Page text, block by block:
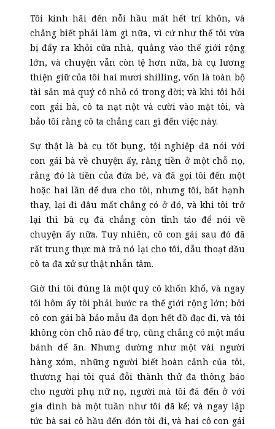
Tôi kinh hãi đến nỗi hầu mất hết trí khôn, và
chẳng biết phải làm gì nữa, vì cứ như thể tôi vừa
bị đẩy ra khỏi cửa nhà, quẳng vào thế giới rộng
lớn, và chuyện vẫn còn tệ hơn nữa, bà cụ lương
thiện giữ của tôi hai mươi shilling, vốn là toàn bộ
tài sản mà quý cô nhỏ có trong đời; và khi tôi hỏi
con gái bà, cô ta nạt nột và cười vào mặt tôi, và
bảo tôi rằng cô ta chẳng can gì đến việc này.
Sự thật là bà cụ tốt bụng, tội nghiệp đã nói với
con gái bà về chuyện ấy, rằng tiền ở một chỗ nọ,
rằng đó là tiền của đứa bé, và đã gọi tôi đến một
hoặc hai lần để đưa cho tôi, nhưng tôi, bất hạnh
thay, lại đi đâu mất chẳng có ở đó, và khi tôi trở
lại thì bà cụ đã chẳng còn tỉnh táo để nói về
chuyện ấy nữa. Tuy nhiên, cô con gái sau đó đã
rất trung thực mà trả nó lại cho tôi, dẫu thoạt đầu
cô ta đã xử sự thật nhẫn tâm.
Giờ thì tôi đúng là một quý cô khốn khổ, và ngay
tối hôm ấy tôi phải bước ra thế giới rộng lớn; bởi
cô con gái bà bảo mẫu đã dọn hết đồ đạc đi, và tôi
không còn chỗ nào để trọ, cũng chẳng có một mẩu
bánh để ăn. Nhưng dường như một vài người
hàng xóm, những người biết hoàn cảnh của tôi,
thương hại tôi quá đỗi thành thử đã thông báo
cho người phụ nữ nọ, người mà tôi đã đến ở với
gia đình bà một tuần như tôi đã kể; và ngay lập
tức bà sai cô hầu đến đón tôi đi, và hai cô con gái